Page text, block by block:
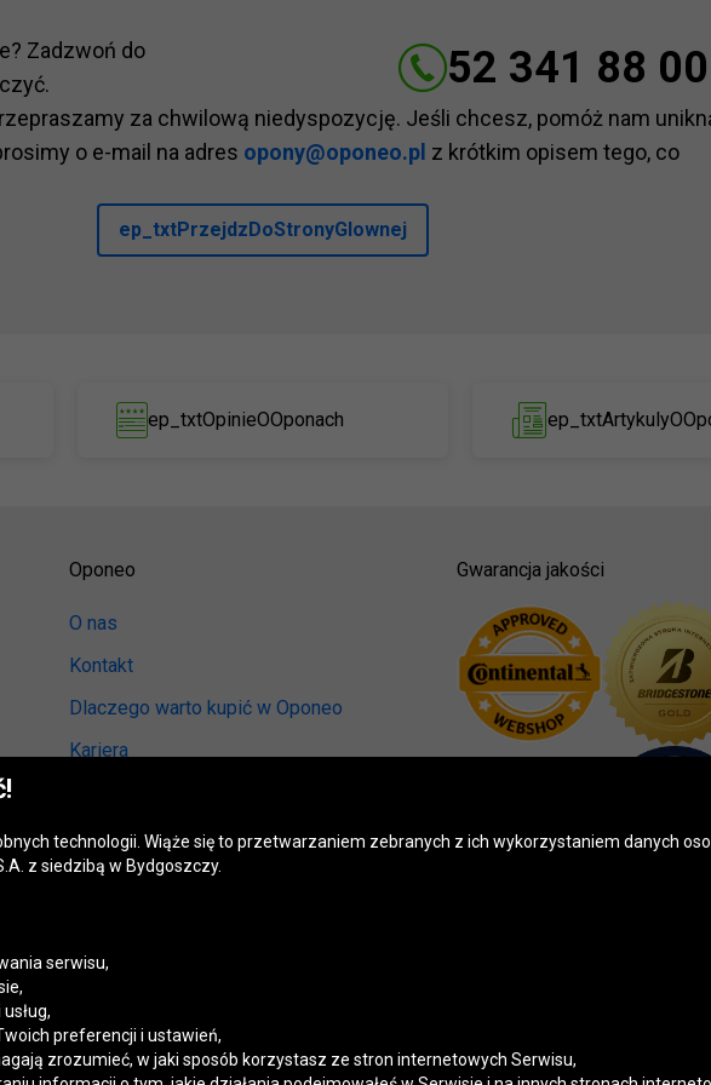
Zadzwoń do
52 341 88 00
za chwilową niedyspozycję. Jeśli chcesz, pomóż nam
o e-mail na adres opony@oponeo.pl z krótkim opisem tego, co
ep_txtPrzejdzDoStronyGlownej
ep_txtOpinieOOponach
Oponeo
O nas
Kontakt
Dlaczego warto kupić w Oponeo
Kariera
Biuro prasowe
Kręci nas recykling
Mapa fotoradarów
Ustawienia cookies
Gwarancja jakości
technologii. Wiąże się to przetwarzaniem zebranych z ich wykorzystaniem danych
z siedzibą w Bydgoszczy.
serwisu,
preferencji i ustawień,
zrozumieć, w jaki sposób korzystasz ze stron internetowych Serwisu,